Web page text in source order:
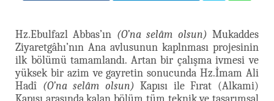
Hz.Ebulfazl Abbas’ın (O’na selâm olsun) Mukaddes
Ziyaretgâhı’nın Ana avlusunun kaplnması projesinin
ilk bölümü tamamlandı. Artan bir çalışma ivmesi ve
yüksek bir azim ve gayretin sonucunda Hz.İmam Ali
Hadî (O’na selâm olsun) Kapısı ile Fırat (Alkami)